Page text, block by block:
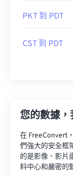
PKT 到 PDT
CST 到 PDT
您的數據
在 FreeConvert
們強大的安全框
的是影像、影片
料中心和嚴密的